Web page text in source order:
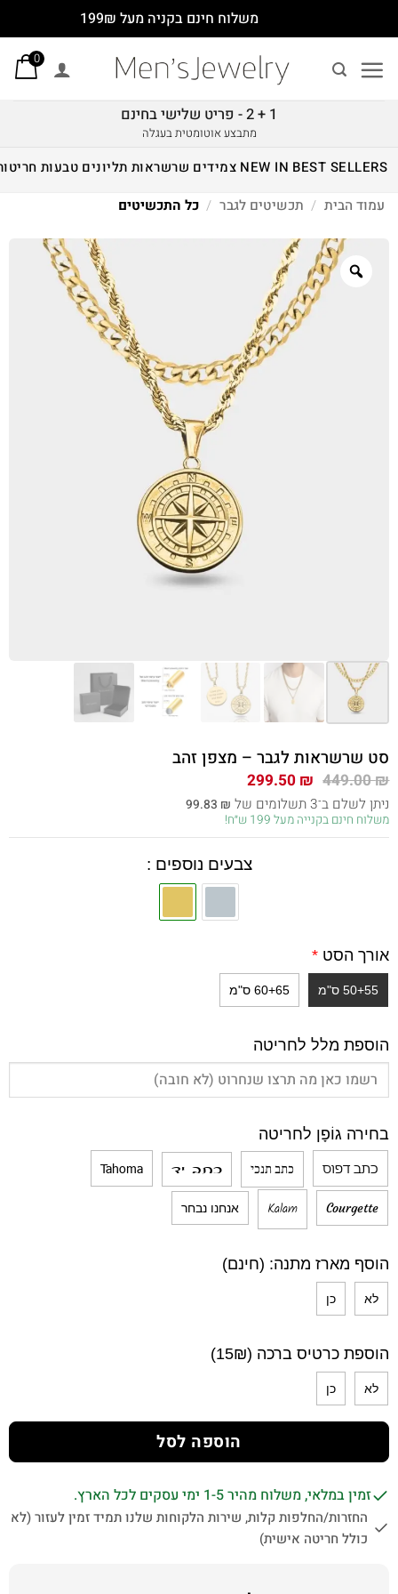
משלוח חינם בקניה מעל 199₪
0
1 + 2 - פריט שלישי בחינם
מתבצע אוטומטית בעגלה
BEST SELLERS
NEW IN צמידים שרשראותתליונים טבעותחריטות
עמוד הבית
/ תכשיטים לגבר / כל התכשיטים
Zoom
סט שרשראות לגבר – מצפן זהב
449.00₪ המחיר
המקורי
היה:
449.00 ₪.
299.50₪ המחיר
הנוכחי
הוא:
299.50 ₪.
ניתן לשלם ב־3 תשלומים של 99.83₪
משלוח חינם בקנייה מעל 199 ש״ח!
צבעים נוספים :
אורך הסט*
50+55 ס"מ 60+65 ס"מ
הוספת מלל לחריטה
בחירה גוֹפָן לחריטה
כתב דפוס כתב תנכי כתב יד Tahoma
Courgette
Kalam אנחנו נבחר
הוסף מארז מתנה: (חינם)
לא כן
הוספת כרטיס ברכה (15₪)
לא כן
הוספה לסל
זמין במלאי, משלוח מהיר 1-5 ימי עסקים לכל הארץ.
החזרות/החלפות קלות, שירות הלקוחות שלנו תמיד זמין לעזור (לא
כולל חריטה אישית)